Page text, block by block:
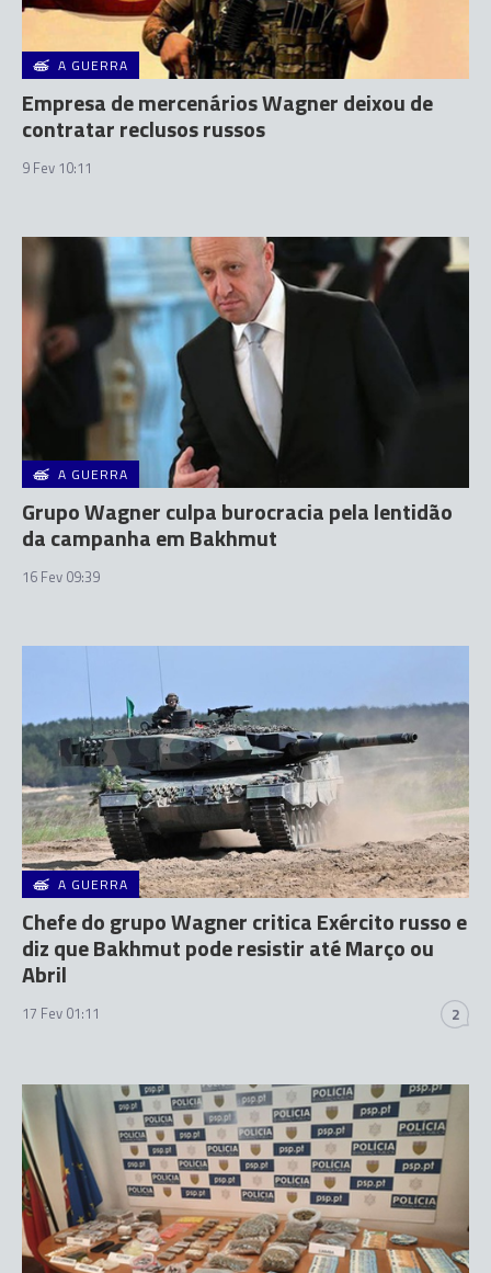
A GUERRA
Empresa de mercenários Wagner deixou de
contratar reclusos russos
9 Fev 10:11
A GUERRA
Grupo Wagner culpa burocracia pela lentidão
da campanha em Bakhmut
16 Fev 09:39
A GUERRA
Chefe do grupo Wagner critica Exército russo e
diz que Bakhmut pode resistir até Março ou
Abril
17 Fev 01:11 2